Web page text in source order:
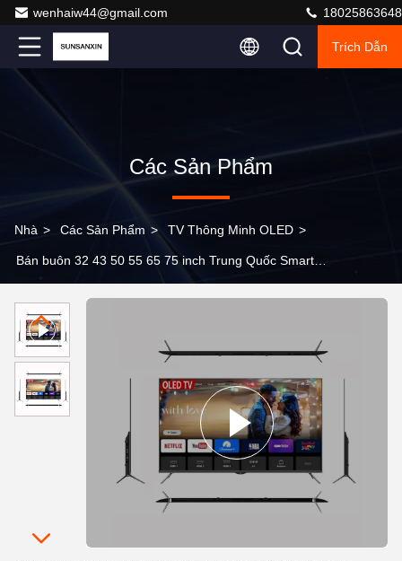
wenhaiw44@gmail.com 18025863648
Trích Dẫn
Các Sản Phẩm
Nhà > Các Sản Phẩm > TV Thông Minh OLED >
Bán buôn 32 43 50 55 65 75 inch Trung Quốc Smart
LED TV thông minh tốt nhất